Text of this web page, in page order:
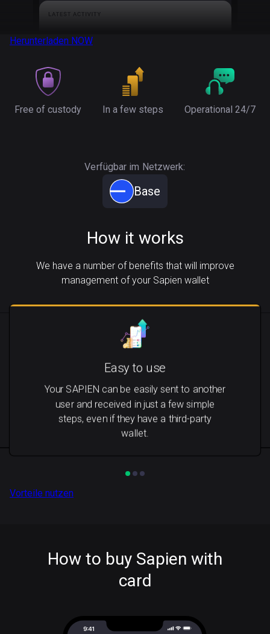
Herunterladen NOW
Free of custody In a few steps Operational 24/7
Verfügbar im Netzwerk:
Base
How it works
We have a number of benefits that will improve
management of your Sapien wallet
Easy to use
Your SAPIEN can be easily sent to another
user and received in just a few simple
steps, even if they have a third-party
wallet.
Vorteile nutzen
How to buy Sapien with
card